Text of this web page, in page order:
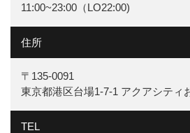
11:00~23:00（LO22:00)
住所
〒135-0091
東京都港区台場1-7-1 ​アクアシティ
TEL